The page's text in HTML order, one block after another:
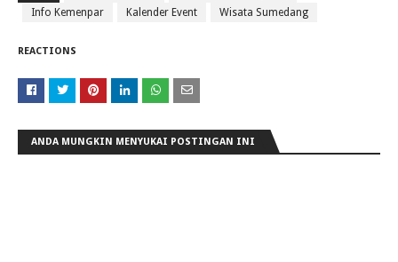
Info Kemenpar
Kalender Event Wisata Sumedang
REACTIONS
ANDA MUNGKIN MENYUKAI POSTINGAN INI